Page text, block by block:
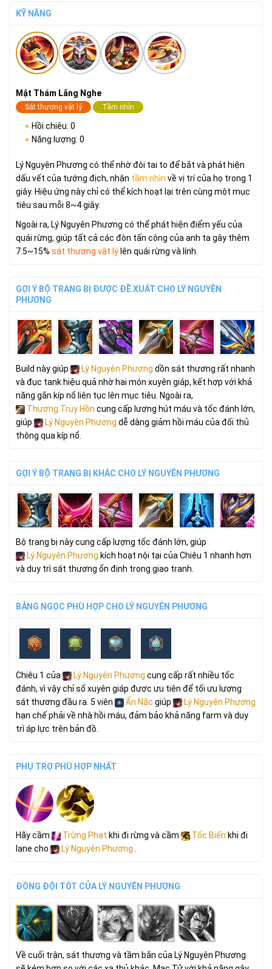
KỸ NĂNG
Mật Thám Lắng Nghe
Sát thương vật lý Tầm nhìn
Hồi chiêu: 0
Năng lượng: 0
Lý Nguyên Phương có thể nhờ đôi tai to để bắt và phát hiện
dấu vết của tướng địch, nhận tầm nhìn về vị trí của họ trong 1
giây. Hiệu ứng này chỉ có thể kích hoạt lại trên cùng một mục
tiêu sau mỗi 8~4 giây.
Ngoài ra, Lý Nguyên Phương có thể phát hiện điểm yếu của
quái rừng, giúp tất cả các đòn tấn công của anh ta gây thêm
7.5~15% sát thương vật lý lên quái rừng và lính.
GỢI Ý BỘ TRANG BỊ ĐƯỢC ĐỀ XUẤT CHO LÝ NGUYÊN
PHƯƠNG
Build này giúp Lý Nguyên Phương dồn sát thương rất nhanh
và đục tank hiệu quả nhờ hai món xuyên giáp, kết hợp với khả
năng gắn kíp nổ liên tục lên mục tiêu. Ngoài ra,
Thương Truy Hồn cung cấp lượng hút máu và tốc đánh lớn,
giúp
Lý Nguyên Phương dễ dàng giảm hồi máu của đối thủ
thông qua kíp nổ.
GỢI Ý BỘ TRANG BỊ KHÁC CHO LÝ NGUYÊN PHƯƠNG
Bộ trang bị này cung cấp lượng tốc đánh lớn, giúp
Lý Nguyên Phương kích hoạt nội tại của Chiêu 1 nhanh hơn
và duy trì sát thương ổn định trong giao tranh.
BẢNG NGỌC PHÙ HỢP CHO LÝ NGUYÊN PHƯƠNG
Chiêu 1 của Lý Nguyên Phương cung cấp rất nhiều tốc
đánh, vì vậy chỉ số xuyên giáp được ưu tiên để tối ưu lượng
sát thương đầu ra. 5 viên
Ẩn Nặc giúp
Lý Nguyên Phương
hạn chế phải về nhà hồi máu, đảm bảo khả năng farm và duy
trì áp lực trên bản đồ.
PHỤ TRỢ PHÙ HỢP NHẤT
Hãy cầm Trừng Phạt khi đi rừng và cầm Tốc Biến khi đi
lane cho
Lý Nguyên Phương
ĐỒNG ĐỘI TỐT CỦA LÝ NGUYÊN PHƯƠNG
Về cuối trận, sát thương và tầm bắn của Lý Nguyên Phương